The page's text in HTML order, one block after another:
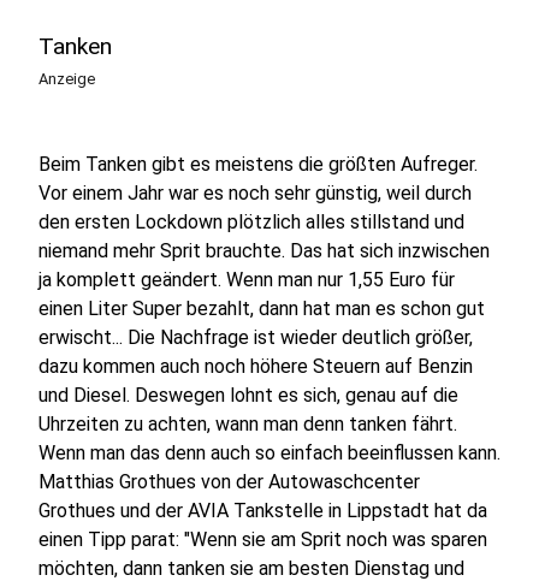
Tanken
Anzeige
Beim Tanken gibt es meistens die größten Aufreger.
Vor einem Jahr war es noch sehr günstig, weil durch
den ersten Lockdown plötzlich alles stillstand und
niemand mehr Sprit brauchte. Das hat sich inzwischen
ja komplett geändert. Wenn man nur 1,55 Euro für
einen Liter Super bezahlt, dann hat man es schon gut
erwischt... Die Nachfrage ist wieder deutlich größer,
dazu kommen auch noch höhere Steuern auf Benzin
und Diesel. Deswegen lohnt es sich, genau auf die
Uhrzeiten zu achten, wann man denn tanken fährt.
Wenn man das denn auch so einfach beeinflussen kann.
Matthias Grothues von der Autowaschcenter
Grothues und der AVIA Tankstelle in Lippstadt hat da
einen Tipp parat: "Wenn sie am Sprit noch was sparen
möchten, dann tanken sie am besten Dienstag und